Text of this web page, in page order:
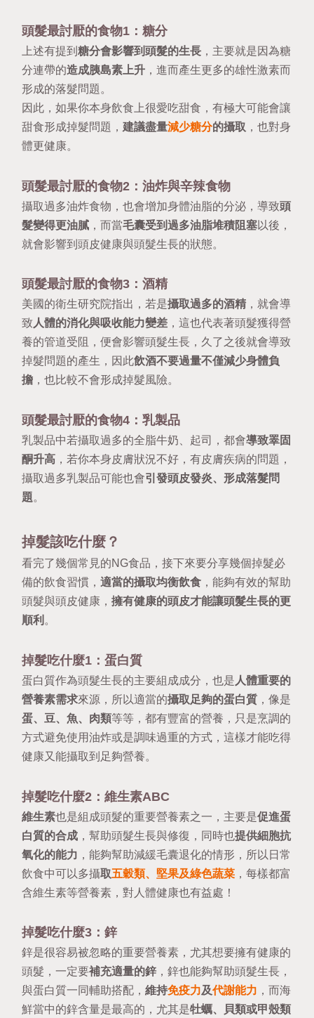
頭髮最討厭的食物1：糖分
上述有提到糖分會影響到頭髮的生長 ，主要就是因為糖
分連帶的造成胰島素上升 ，進而產生更多的雄性激素而
形成的落髮問題。
因此，如果你本身飲食上很愛吃甜食，有極大可能會讓
甜食形成掉髮問題，建議盡量減少糖分的攝取 ，也對身
體更健康。
頭髮最討厭的食物2：油炸與辛辣食物
攝取過多油炸食物，也會增加身體油脂的分泌，導致頭
髮變得更油膩 ，而當毛囊受到過多油脂堆積阻塞以後，
就會影響到頭皮健康與頭髮生長的狀態。
頭髮最討厭的食物3：酒精
美國的衛生研究院指出，若是攝取過多的酒精，就會導
致人體的消化與吸收能力變差 ，這也代表著頭髮獲得營
養的管道受阻，便會影響頭髮生長，久了之後就會導致
掉髮問題的產生，因此飲酒不要過量不僅減少身體負
擔 ，也比較不會形成掉髮風險。
頭髮最討厭的食物4：乳製品
乳製品中若攝取過多的全脂牛奶、起司，都會導致睪固
酮升高 ，若你本身皮膚狀況不好，有皮膚疾病的問題，
攝取過多乳製品可能也會引發頭皮發炎、形成落髮問
題。
掉髮該吃什麼？
看完了幾個常見的NG食品，接下來要分享幾個掉髮必
備的飲食習慣，適當的攝取均衡飲食 ，能夠有效的幫助
頭髮與頭皮健康，擁有健康的頭皮才能讓頭髮生長的更
順利 。
掉髮吃什麼1：蛋白質
蛋白質作為頭髮生長的主要組成成分，也是 人體重要的
營養素需求來源，所以適當的攝取足夠的蛋白質 ，像是
蛋、豆、魚、肉類等等，都有豐富的營養，只是烹調的
方式避免使用油炸或是調味過重的方式，這樣才能吃得
健康又能攝取到足夠營養。
掉髮吃什麼2：維生素ABC
維生素也是組成頭髮的重要營養素之一，主要是促進蛋
白質的合成 ，幫助頭髮生長與修復，同時也提供細胞抗
氧化的能力 ，能夠幫助減緩毛囊退化的情形，所以日常
飲食中可以多攝取五穀類、堅果及綠色蔬菜 ，每樣都富
含維生素等營養素，對人體健康也有益處！
掉髮吃什麼3：鋅
鋅是很容易被忽略的重要營養素，尤其想要擁有健康的
頭髮，一定要補充適量的鋅 ，鋅也能夠幫助頭髮生長，
與蛋白質一同輔助搭配，維持免疫力及代謝能力 ，而海
鮮當中的鋅含量是最高的，尤其是牡蠣、貝類或甲殼類